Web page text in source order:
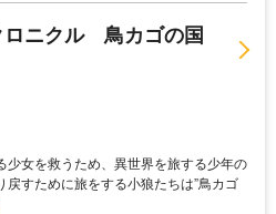
ニクル 鳥カゴの国
少女を救うため、異世界を旅する少年の
すために旅をする小狼たちは”鳥カゴ